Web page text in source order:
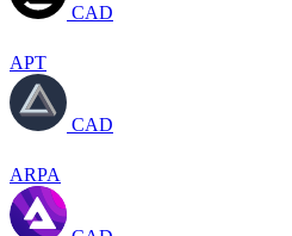
CAD
APT
CAD
ARPA